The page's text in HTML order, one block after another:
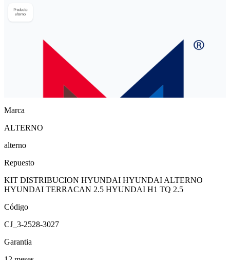
Marca
ALTERNO
alterno
Repuesto
KIT DISTRIBUCION HYUNDAI HYUNDAI ALTERNO
HYUNDAI TERRACAN 2.5 HYUNDAI H1 TQ 2.5
Código
CJ_3-2528-3027
Garantia